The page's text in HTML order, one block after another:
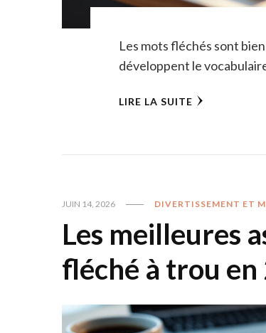
Les mots fléchés sont
développent le
LIRE LA SUITE
JUIN 14, 2026 DIVERTISSEMENT ET
Les meilleures
fléché à trou en